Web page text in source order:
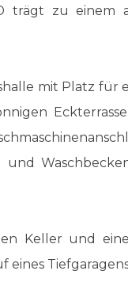
trägt zu einem
mit Platz für
und
Keller und
eines